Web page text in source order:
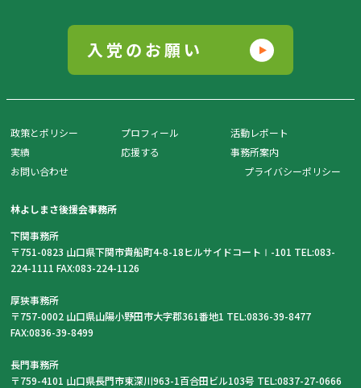
入党のお願い
政策とポリシー プロフィール
活動レポート
実績
応援する
事務所案内
お問い合わせ
プライバシーポリシー
林よしまさ後援会事務所
下関事務所
〒751-0823 山口県下関市貴船町4-8-18ヒルサイドコートⅠ-101 TEL:083-
224-1111 FAX:083-224-1126
厚狭事務所
〒757-0002 山口県山陽小野田市大字郡361番地1 TEL:0836-39-8477
FAX:0836-39-8499
長門事務所
〒759-4101 山口県長門市東深川963-1百合田ビル103号 TEL:0837-27-0666